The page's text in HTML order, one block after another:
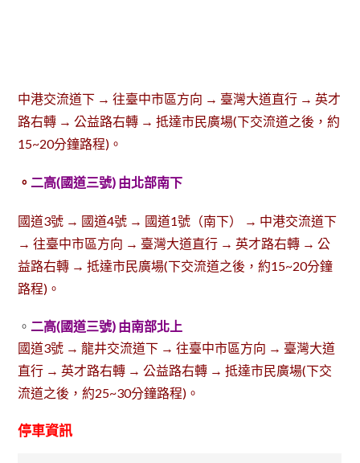
中港交流道下 → 往臺中市區方向 → 臺灣大道直行 → 英才
路右轉 → 公益路右轉 → 抵達市民廣場(下交流道之後，約
15~20分鐘路程)。
。 二高(國道三號) 由北部南下
國道3號 → 國道4號 → 國道1號（南下） → 中港交流道下
→ 往臺中市區方向 → 臺灣大道直行 → 英才路右轉 → 公
益路右轉 → 抵達市民廣場(下交流道之後，約15~20分鐘
路程)。
。 二高(國道三號) 由南部北上
國道3號 → 龍井交流道下 → 往臺中市區方向 → 臺灣大道
直行 → 英才路右轉 → 公益路右轉 → 抵達市民廣場(下交
流道之後，約25~30分鐘路程)。
停車資訊